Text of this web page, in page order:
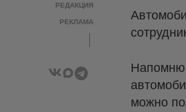
РЕДАКЦИЯ
РЕКЛАМА
можно